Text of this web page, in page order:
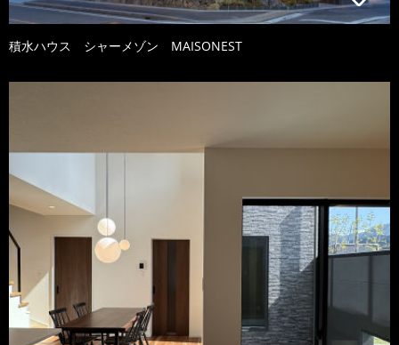
積水ハウス シャーメゾン MAISONEST